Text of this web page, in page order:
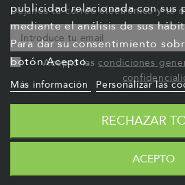
Déjanos tu correo electrónico y te
Acepto lascondiciones
publicidad relacionada con sus
mediante el análisis de sus
Para dar su consentimiento
botón Acepto.
Más información Personalizar las
RECHAZAR
ACEPTO
© 2026 - Lan